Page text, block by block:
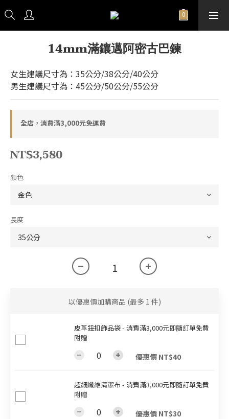
14mm滿鑲邁阿密古巴鍊
女生建議尺寸為：35公分/38公分/40公分
男生建議尺寸為：45公分/50公分/55公分
全店，消費滿3,000元免運費
NT$3,580
顏色
長度
以優惠價加購商品 (最多 1 件)
皮革鈕扣飾品袋 - 消費滿3,000元即隨訂單免費
附贈
優惠價 NT$40
超細纖維清潔布 - 消費滿3,000元即隨訂單免費
附贈
優惠價 NT$30